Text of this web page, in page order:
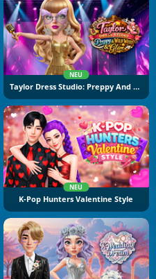
NEU
Taylor Dress Studio: Preppy And Wild West Glam
NEU
K-Pop Hunters Valentine Style